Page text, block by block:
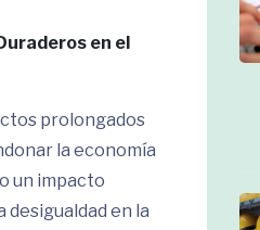
en el
prolongados
la economía
un impacto
en la